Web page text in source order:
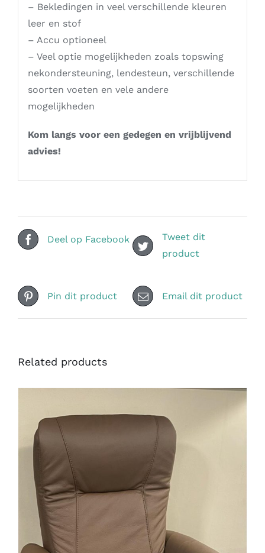
– Bekledingen in veel verschillende kleuren
leer en stof
– Accu optioneel
– Veel optie mogelijkheden zoals topswing
nekondersteuning, lendesteun, verschillende
soorten voeten en vele andere
mogelijkheden
Kom langs voor een gedegen en vrijblijvend
advies!
Deel op Facebook
Tweet dit
product
Pin dit product Email dit product
Related products